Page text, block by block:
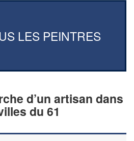
LES PEINTRES
d’un artisan dans
du 61